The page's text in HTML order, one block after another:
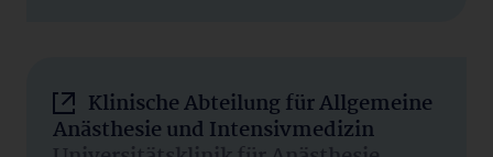
Klinische Abteilung für Allgemeine
Anästhesie und Intensivmedizin